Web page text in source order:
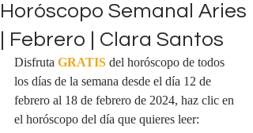
Horóscopo Semanal Aries
| Febrero | Clara Santos
Disfruta GRATISdel horóscopo de todos
los días de la semana desde el día 12 de
febrero al 18 de febrero de 2024, haz clic en
el horóscopo del día que quieres leer: